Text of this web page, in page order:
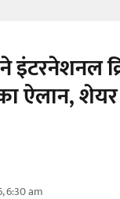
इंटरनेशनल
ऐलान,
6:30 am